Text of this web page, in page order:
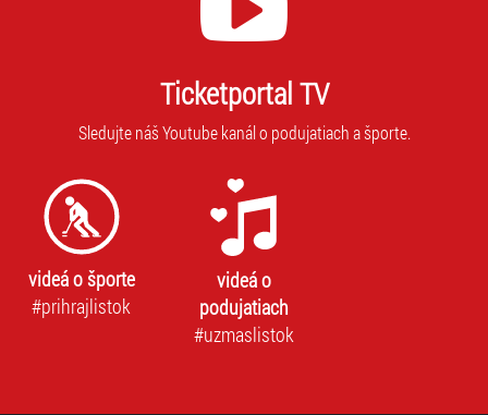
Ticketportal TV
Sledujte náš Youtube kanál o podujatiach a športe.
videá o športe
#prihrajlistok
videá o
podujatiach
#uzmaslistok